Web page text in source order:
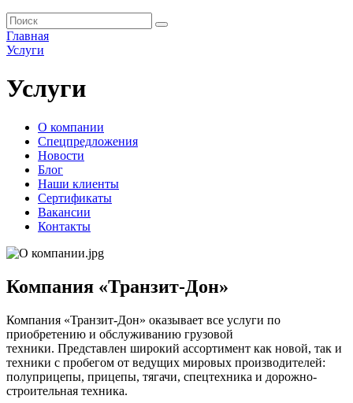
Главная
Услуги
Услуги
О компании
Спецпредложения
Новости
Блог
Наши клиенты
Сертификаты
Вакансии
Контакты
Компания «Транзит-Дон»
Компания «Транзит-Дон» оказывает все услуги по
приобретению и обслуживанию грузовой
техники. Представлен широкий ассортимент как новой, так и
техники с пробегом от ведущих мировых производителей:
полуприцепы, прицепы, тягачи, спецтехника и дорожно-
строительная техника.